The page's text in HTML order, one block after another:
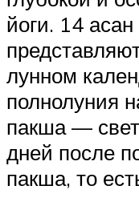
йоги. 14
лунном
полнолуния
пакша —
дней после
пакша, то